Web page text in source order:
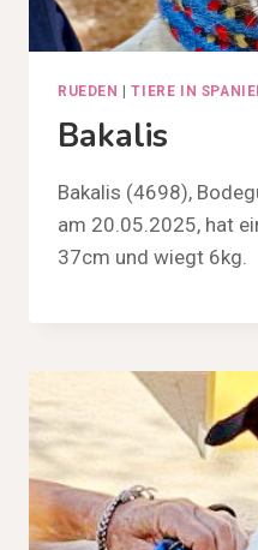
RUEDEN |TIERE IN
Bakalis
Bakalis (4698),
am 20.05.2025, hat
37cm und wiegt 6kg.